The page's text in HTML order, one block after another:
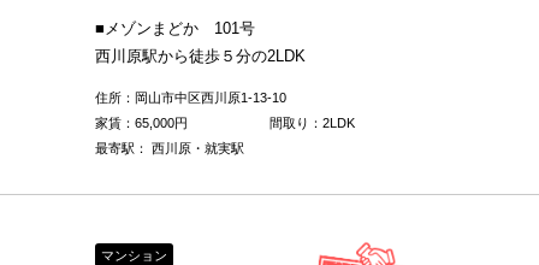
■メゾンまどか 101号
西川原駅から徒歩５分の2LDK
住所：岡山市中区西川原1-13-10
家賃： 65,000円
間取り：2LDK
最寄駅： 西川原・就実駅
マンション